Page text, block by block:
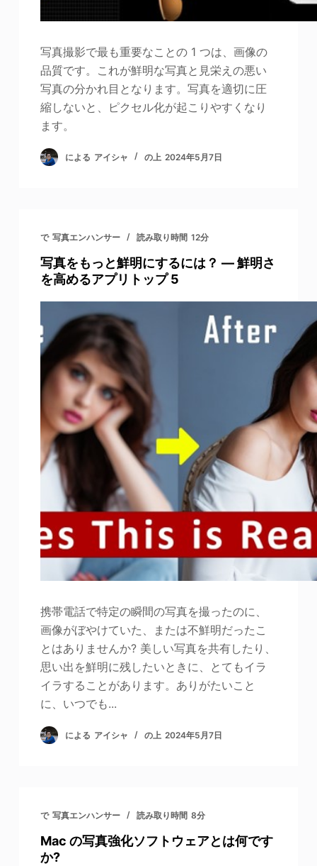
写真撮影で最も重要なことの 1 つは、画像の
品質です。これが鮮明な写真と見栄えの悪い
写真の分かれ目となります。写真を適切に圧
縮しないと、ピクセル化が起こりやすくなり
ます。
による アイシャ の上 2024年5月7日
で 写真エンハンサー 読み取り時間 12分
写真をもっと鮮明にするには？ — 鮮明さ
を高めるアプリトップ 5
携帯電話で特定の瞬間の写真を撮ったのに、
画像がぼやけていた、または不鮮明だったこ
とはありませんか? 美しい写真を共有したり、
思い出を鮮明に残したいときに、とてもイラ
イラすることがあります。ありがたいこと
に、いつでも...
による アイシャ の上 2024年5月7日
で 写真エンハンサー 読み取り時間 8分
Mac の写真強化ソフトウェアとは何です
か?